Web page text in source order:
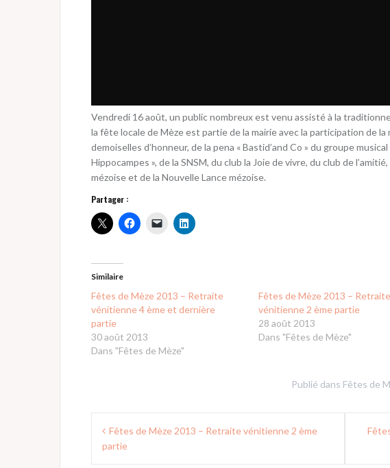
Vendredi 16 août, un public nombreux est venu assisté à la
la fête locale de Mèze est partie de la mairie avec la participation de
demoiselles d’honneur, de la pena « Bastid’and Co » du groupe
Hippocampes », de la SNSM, du club la Joie de vivre, du club de
mézoise et de la Nouvelle Lance mézoise.
Partager :
Similaire
Fêtes de Mèze 2013 – Retraite
vénitienne 4 ème et dernière
partie
30 août 2013
Dans "Fêtes de Mèze"
Fêtes de Mèze 2013 – Retraite
vénitienne 2 ème partie
28 août 2013
Dans "Fêtes de Mèze"
Publié dans Fêtes de
Navigation
deFêtes de Mèze 2013 – Retraite vénitienne 2 ème
partie